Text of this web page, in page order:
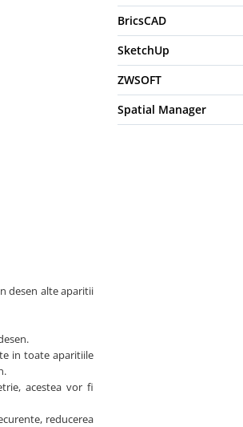
desen alte aparitii
in toate aparitiile
acestea vor fi
reducerea
BricsCAD
SketchUp
ZWSOFT
Spatial Manager